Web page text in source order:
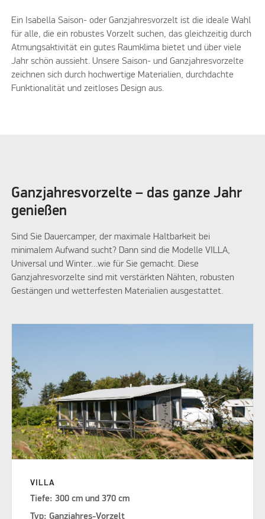
Ein Isabella Saison- oder Ganzjahresvorzelt ist die ideale Wahl
für alle, die ein robustes Vorzelt suchen, das gleichzeitig durch
Atmungsaktivität ein gutes Raumklima bietet und über viele
Jahr schön aussieht. Unsere Saison- und Ganzjahresvorzelte
zeichnen sich durch hochwertige Materialien, durchdachte
Funktionalität und zeitloses Design aus.
Ganzjahresvorzelte – das ganze Jahr
genießen
Sind Sie Dauercamper, der maximale Haltbarkeit bei
minimalem Aufwand sucht? Dann sind die Modelle VILLA,
Universal und Winter…wie für Sie gemacht. Diese
Ganzjahresvorzelte sind mit verstärkten Nähten, robusten
Gestängen und wetterfesten Materialien ausgestattet.
VILLA
Tiefe: 300 cm und 370 cm
Typ: Ganzjahres-Vorzelt